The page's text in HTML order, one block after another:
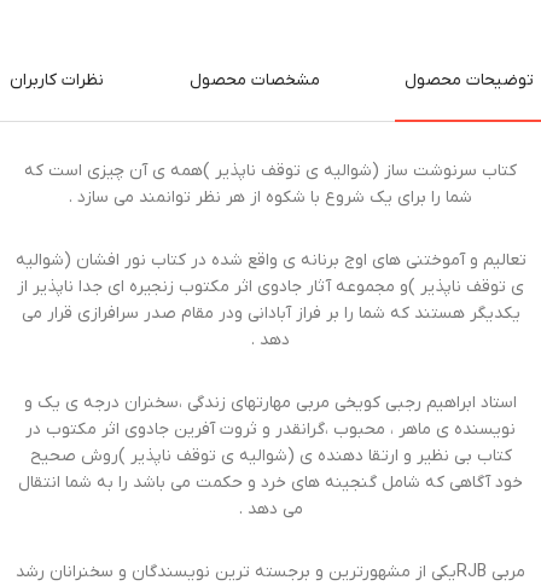
توضیحات محصول مشخصات محصول نظرات کاربران
کتاب سرنوشت ساز (شوالیه ی توقف ناپذیر )همه ی آن چیزی است که
شما را برای یک شروع با شکوه از هر نظر توانمند می سازد .
تعالیم و آموختنی های اوج برنانه ی واقع شده در کتاب نور افشان (شوالیه
ی توقف ناپذیر )و مجموعه آثار جادوی اثر مکتوب زنجیره ای جدا ناپذیر از
یکدیگر هستند که شما را بر فراز آبادانی ودر مقام صدر سرافرازی قرار می
دهد .
استاد ابراهیم رجبی کویخی مربی مهارتهای زندگی ،سخنران درجه ی یک و
نویسنده ی ماهر ، محبوب ،گرانقدر و ثروت آفرین جادوی اثر مکتوب در
کتاب بی نظیر و ارتقا دهنده ی (شوالیه ی توقف ناپذیر )روش صحیح
خود آگاهی که شامل گنجینه های خرد و حکمت می باشد را به شما انتقال
می دهد .
مربی RJBیکی از مشهورترین و برجسته ترین نویسندگان و سخنرانان رشد